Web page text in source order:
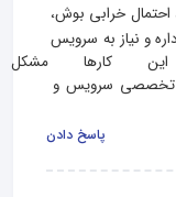
موند، احتمال خرابی بوش،
و نیاز به سرویس
کارها
کنی تا چرخ به‌صورت تخصصی سرویس و
پاسخ دادن